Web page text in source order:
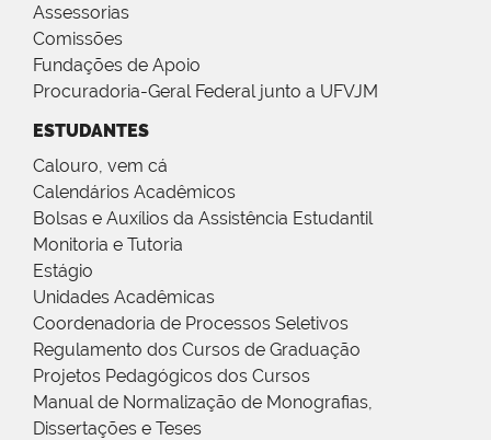
Assessorias
Comissões
Fundações de Apoio
Procuradoria-Geral Federal junto a UFVJM
ESTUDANTES
Calouro, vem cá
Calendários Acadêmicos
Bolsas e Auxílios da Assistência Estudantil
Monitoria e Tutoria
Estágio
Unidades Acadêmicas
Coordenadoria de Processos Seletivos
Regulamento dos Cursos de Graduação
Projetos Pedagógicos dos Cursos
Manual de Normalização de Monografias,
Dissertações e Teses